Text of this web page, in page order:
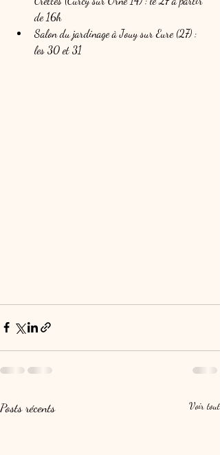
de 16h
Salon du jardinage à Jouy sur Eure (27) :
les 30 et 31
Posts récents Voir tout